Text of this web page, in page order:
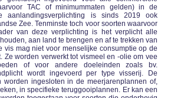
TAC of minimummaten gelden) in de
aanlandingsverplichting is sinds 2019 ook
Zee. Tenminste toch voor soorten waarvoor
van deze verplichting is het verplicht alle
aan land te brengen en af te trekken van
vis mag niet voor menselijke consumptie op de
Ze worden verwerkt tot vismeel en -olie om vee
of voor andere doeleinden zoals bv.
wordt ingevoerd per type visserij. De
worden ingesloten in de meerjarenplannen of,
in specifieke teruggooiplannen. Er kan een